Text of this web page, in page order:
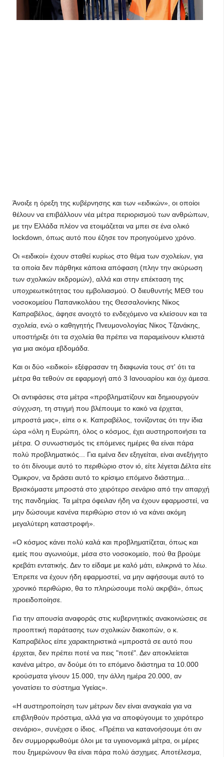
Άνοιξε η όρεξη της κυβέρνησης και των «ειδικών», οι οποίοι
θέλουν να επιβάλλουν νέα μέτρα περιορισμού των ανθρώπων,
με την Ελλάδα πλέον να ετοιμάζεται να μπει σε ένα ολικό
lockdown, όπως αυτό που έζησε τον προηγούμενο χρόνο.
Οι «ειδικοί» έχουν σταθεί κυρίως στο θέμα των σχολείων, για
τα οποία δεν πάρθηκε κάποια απόφαση (πλην την ακύρωση
των σχολικών εκδρομών), αλλά και στην επέκταση της
υποχρεωτικότητας του εμβολιασμού. Ο διευθυντής ΜΕΘ του
νοσοκομείου Παπανικολάου της Θεσσαλονίκης Νίκος
Καπραβέλος, άφησε ανοιχτό το ενδεχόμενο να κλείσουν και τα
σχολεία, ενώ ο καθηγητής Πνευμονολογίας Νίκος Τζανάκης,
υποστήριξε ότι τα σχολεία θα πρέπει να παραμείνουν κλειστά
για μια ακόμα εβδομάδα.
Και οι δύο «ειδικοί» εξέφρασαν τη διαφωνία τους στ' ότι τα
μέτρα θα τεθούν σε εφαρμογή από 3 Ιανουαρίου και όχι άμεσα.
Οι αντιφάσεις στα μέτρα «προβληματίζουν και δημιουργούν
σύγχυση, τη στιγμή που βλέπουμε το κακό να έρχεται,
μπροστά μας», είπε ο κ. Καπραβέλος, τονίζοντας ότι την ίδια
ώρα «όλη η Ευρώπη, όλος ο κόσμος, έχει αυστηροποιήσει τα
μέτρα. Ο συνωστισμός τις επόμενες ημέρες θα είναι πάρα
πολύ προβληματικός... Για εμένα δεν εξηγείται, είναι ανεξήγητο
το ότι δίνουμε αυτό το περιθώριο στον ιό, είτε λέγεται Δέλτα είτε
Όμικρον, να δράσει αυτό το κρίσιμο επόμενο διάστημα...
Βρισκόμαστε μπροστά στο χειρότερο σενάριο από την απαρχή
της πανδημίας. Τα μέτρα όφειλαν ήδη να έχουν εφαρμοστεί, να
μην δώσουμε κανένα περιθώριο στον ιό να κάνει ακόμη
μεγαλύτερη καταστροφή».
«Ο κόσμος κάνει πολύ καλά και προβληματίζεται, όπως και
εμείς που αγωνιούμε, μέσα στο νοσοκομείο, πού θα βρούμε
κρεβάτι εντατικής. Δεν το είδαμε με καλό μάτι, ειλικρινά το λέω.
Έπρεπε να έχουν ήδη εφαρμοστεί, να μην αφήσουμε αυτό το
χρονικό περιθώριο, θα το πληρώσουμε πολύ ακριβά», όπως
προειδοποίησε.
Για την απουσία αναφοράς στις κυβερνητικές ανακοινώσεις σε
προοπτική παράτασης των σχολικών διακοπών, ο κ.
Καπραβέλος είπε χαρακτηριστικά «μπροστά σε αυτό που
έρχεται, δεν πρέπει ποτέ να πεις "ποτέ". Δεν αποκλείεται
κανένα μέτρο, αν δούμε ότι το επόμενο διάστημα τα 10.000
κρούσματα γίνουν 15.000, την άλλη ημέρα 20.000, αν
γονατίσει το σύστημα Υγείας».
«Η αυστηροποίηση των μέτρων δεν είναι αναγκαία για να
επιβληθούν πρόστιμα, αλλά για να αποφύγουμε το χειρότερο
σενάριο», συνέχισε ο ίδιος. «Πρέπει να κατανοήσουμε ότι αν
δεν συμμορφωθούμε όλοι με τα υγειονομικά μέτρα, οι μέρες
που ξημερώνουν θα είναι πάρα πολύ άσχημες. Αποτέλεσμα,